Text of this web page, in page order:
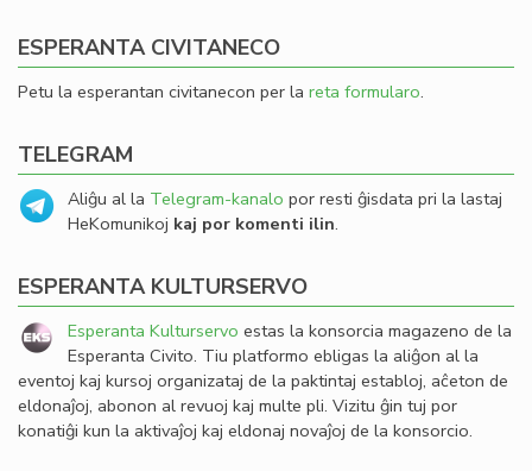
ESPERANTA CIVITANECO
Petu la esperantan civitanecon per la reta formularo.
TELEGRAM
Aliĝu al la Telegram-kanalo por resti ĝisdata pri la lastaj
HeKomunikoj kaj por komenti ilin.
ESPERANTA KULTURSERVO
Esperanta Kulturservo estas la konsorcia magazeno de la
Esperanta Civito. Tiu platformo ebligas la aliĝon al la
eventoj kaj kursoj organizataj de la paktintaj establoj, aĉeton de
eldonaĵoj, abonon al revuoj kaj multe pli. Vizitu ĝin tuj por
konatiĝi kun la aktivaĵoj kaj eldonaj novaĵoj de la konsorcio.